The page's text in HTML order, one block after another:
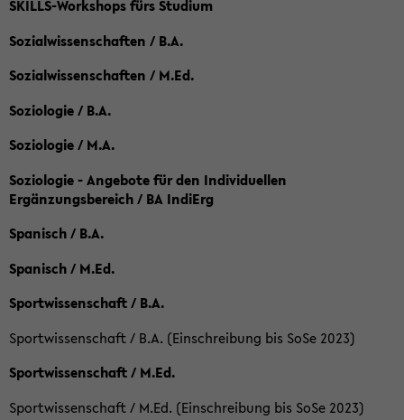
SKILLS-Workshops fürs Studium
Sozialwissenschaften / B.A.
Sozialwissenschaften / M.Ed.
Soziologie / B.A.
Soziologie / M.A.
Soziologie - Angebote für den Individuellen
Ergänzungsbereich / BA IndiErg
Spanisch / B.A.
Spanisch / M.Ed.
Sportwissenschaft / B.A.
Sportwissenschaft / B.A. (Einschreibung bis SoSe 2023)
Sportwissenschaft / M.Ed.
Sportwissenschaft / M.Ed. (Einschreibung bis SoSe 2023)